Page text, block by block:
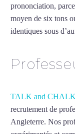
prononciation,
moyen de six tons
identiques sous
TALK and CHALK
recrutement de
Angleterre. Nos